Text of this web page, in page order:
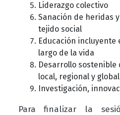
Liderazgo colectivo
Sanación de heridas
tejido social
Educación incluyente
largo de la vida
Desarrollo sostenible
local, regional y global
Investigación,
Para finalizar la